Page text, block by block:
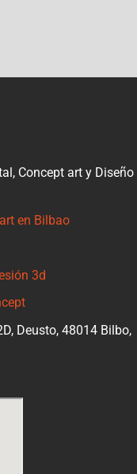
Concept art y Diseño
en Bilbao
3d
Deusto, 48014 Bilbo,